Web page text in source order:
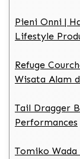
Pieni Onni |
Lifestyle
Refuge
Wisata Alam
Tail Dragger
Performances
Tomiko